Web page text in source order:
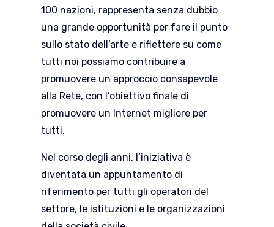
100 nazioni, rappresenta senza dubbio
una grande opportunità per fare il punto
sullo stato dell’arte e riflettere su come
tutti noi possiamo contribuire a
promuovere un approccio consapevole
alla Rete, con l’obiettivo finale di
promuovere un Internet migliore per
tutti.
Nel corso degli anni, l’iniziativa è
diventata un appuntamento di
riferimento per tutti gli operatori del
settore, le istituzioni e le organizzazioni